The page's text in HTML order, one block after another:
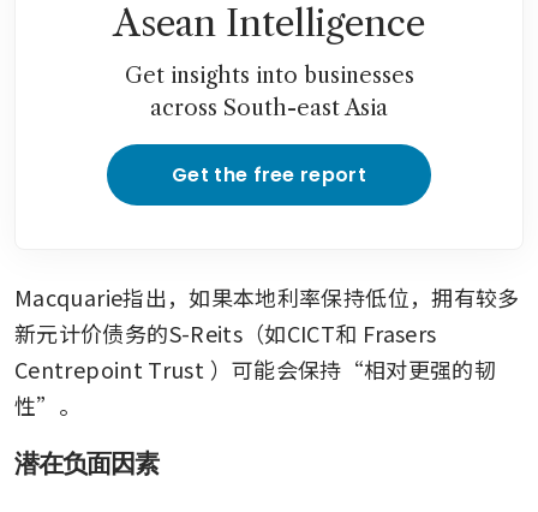
Asean Intelligence
Get insights into businesses
across South-east Asia
Get the free report
Macquarie指出，如果本地利率保持低位，拥有较多
新元计价债务的S-Reits（如CICT和 Frasers
Centrepoint Trust ）可能会保持“相对更强的韧
性”。
潜在负面因素